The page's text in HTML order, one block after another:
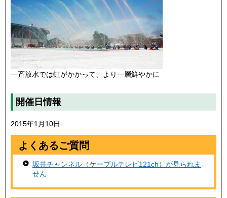
一斉放水では虹がかかって、より一層鮮やかに
開催日情報
2015年1月10日
よくあるご質問
坂井チャンネル（ケーブルテレビ121ch）が見られま
せん